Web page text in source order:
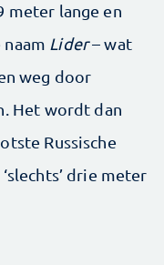
meter lange en
Lider– wat
weg door
Het wordt dan
Russische
drie meter